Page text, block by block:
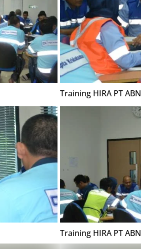
Training HIRA PT ABN
Training HIRA PT ABN